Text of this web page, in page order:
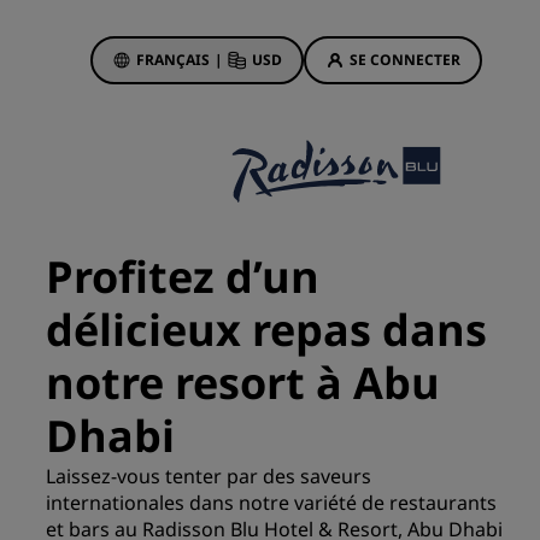
FRANÇAIS | USD SE CONNECTER
Offres d'hôtels
La magie opère dès les premiers
Deals of the Day
Réservez à l’avance
Idées de voyage
Hôtels adaptés aux familles
Profitez d’un
délicieux repas dans
notre resort à Abu
Dhabi
Laissez-vous tenter par des saveurs
internationales dans notre variété de restaurants
et bars au Radisson Blu Hotel & Resort, Abu Dhabi